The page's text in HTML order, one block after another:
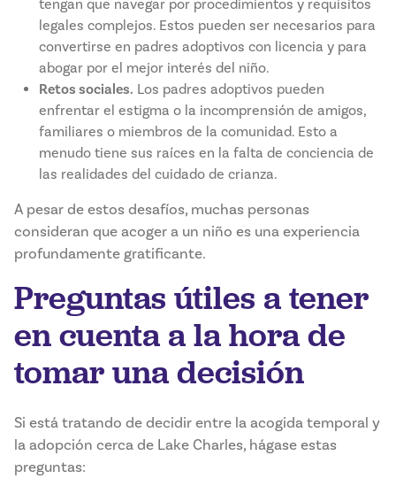
tengan que navegar por procedimientos y requisitos
legales complejos. Estos pueden ser necesarios para
convertirse en padres adoptivos con licencia y para
abogar por el mejor interés del niño.
Retos sociales. Los padres adoptivos pueden
enfrentar el estigma o la incomprensión de amigos,
familiares o miembros de la comunidad. Esto a
menudo tiene sus raíces en la falta de conciencia de
las realidades del cuidado de crianza.
A pesar de estos desafíos, muchas personas
consideran que acoger a un niño es una experiencia
profundamente gratificante.
Preguntas útiles a tener
en cuenta a la hora de
tomar una decisión
Si está tratando de decidir entre la acogida temporal y
la adopción cerca de Lake Charles, hágase estas
preguntas: